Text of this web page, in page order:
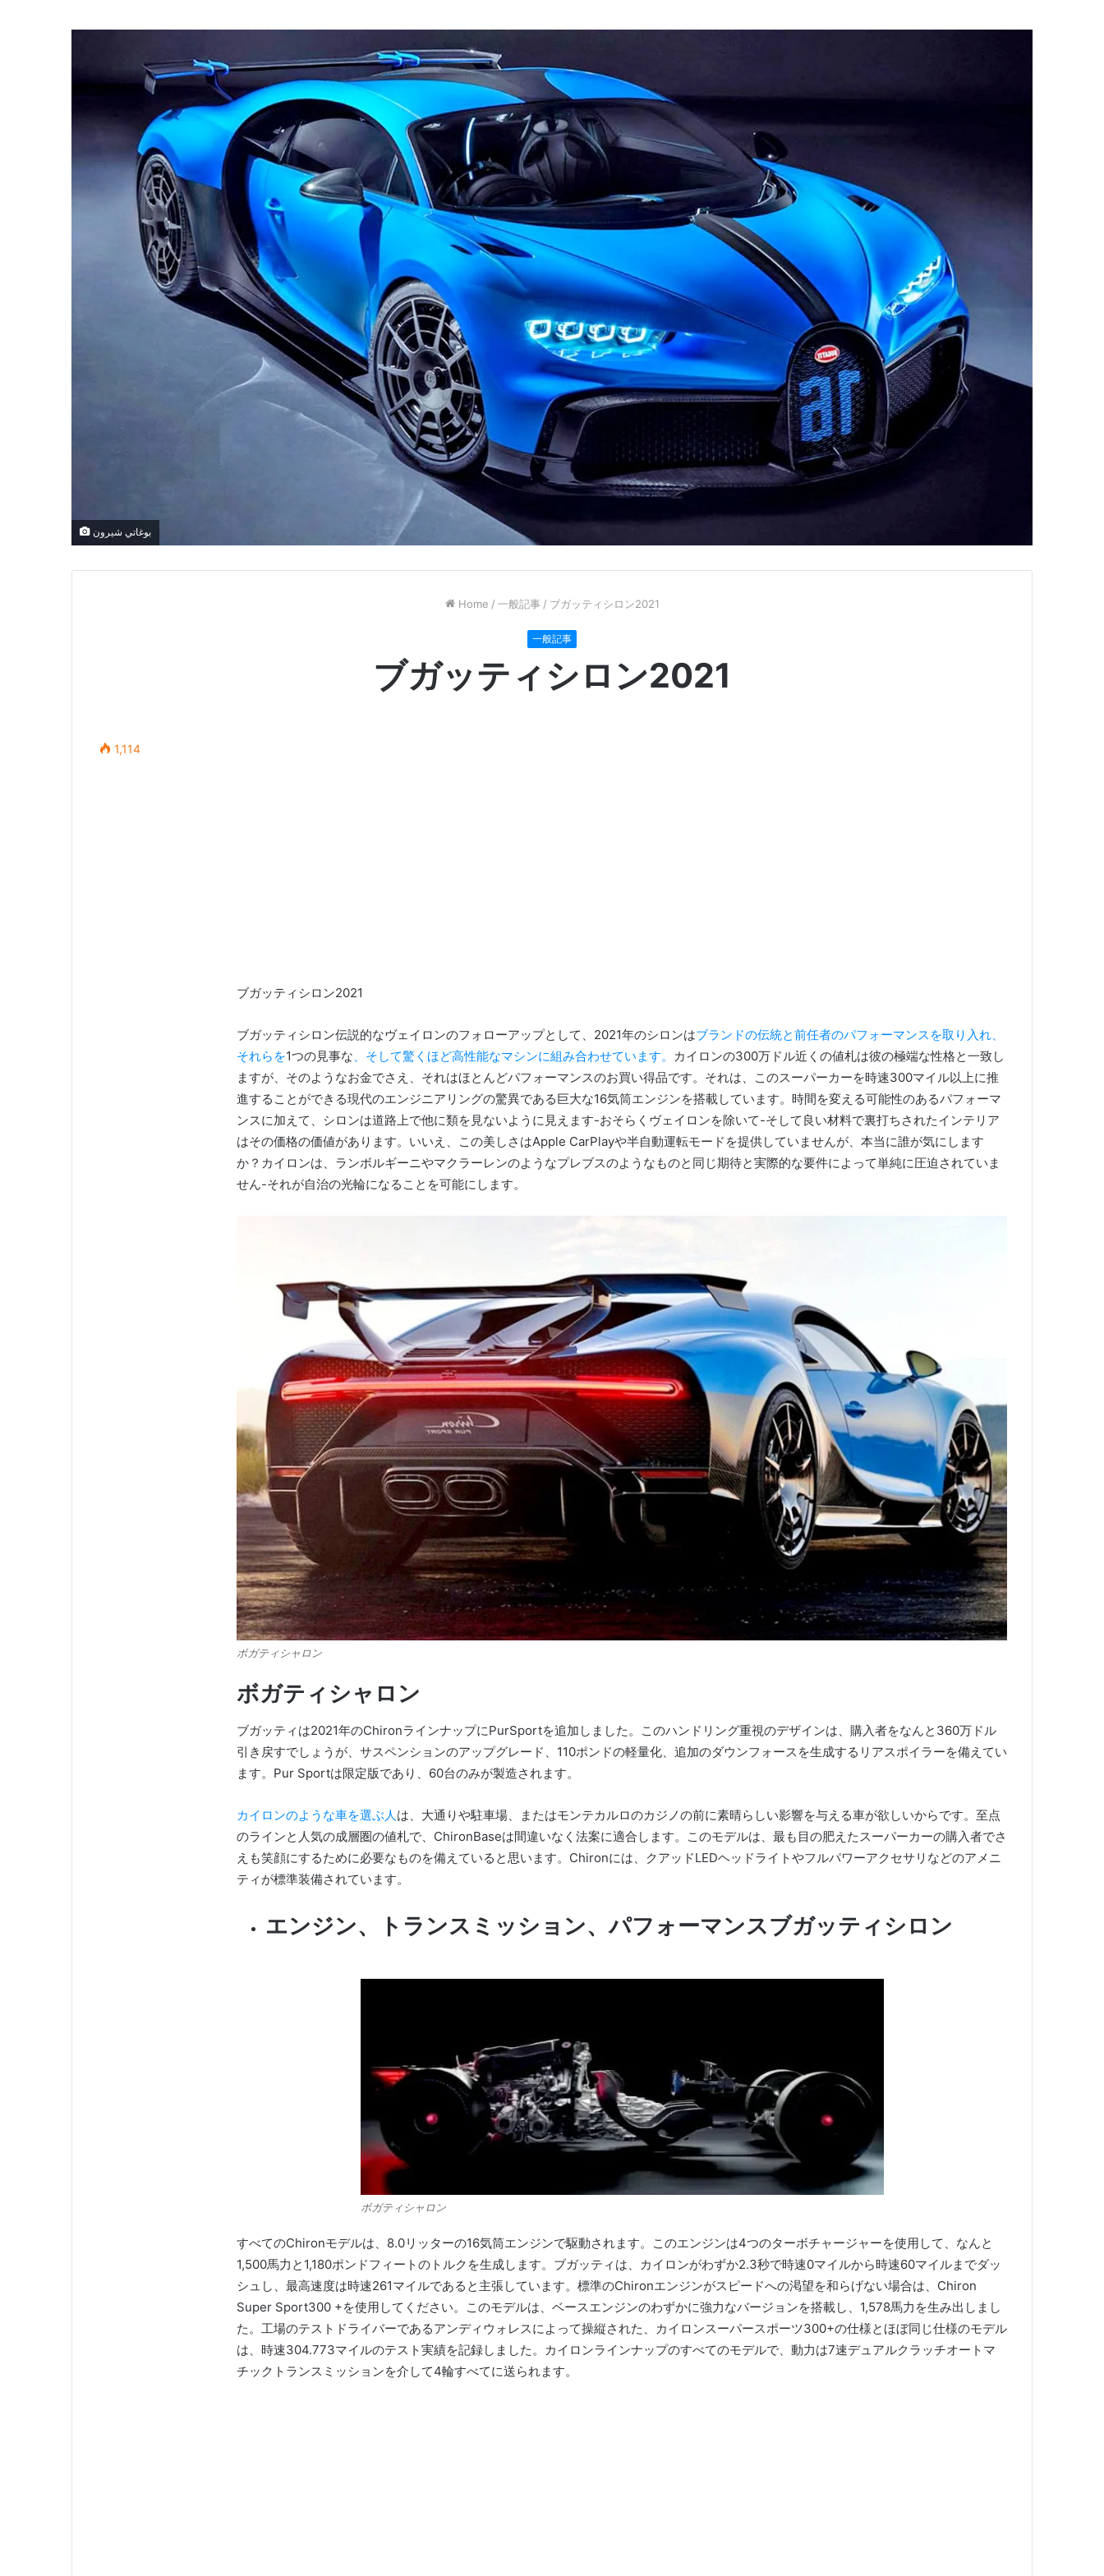
بوغاتي شيرون
Home / 一般記事 / ブガッティシロン2021
一般記事
ブガッティシロン2021
ブガッティシロン2021
ブガッティシロン伝説的なヴェイロンのフォローアップとして、2021年のシロンはブランドの伝統と前任者のパフォーマンスを取り入れ、
それらを1つの見事な 、そして驚くほど高性能なマシンに組み合わせています。
カイロンの300万ドル近くの値札は彼の極端な性格と一致し
ますが、そのようなお金でさえ、それはほとんどパフォーマンスのお買い得品です。 それは、このスーパーカーを時速300マイル以上に推
進することができる現代のエンジニアリングの驚異である巨大な16気筒エンジンを搭載しています。 時間を変える可能性のあるパフォーマ
ンスに加えて、シロンは道路上で他に類を見ないように見えます-おそらくヴェイロンを除いて-そして良い材料で裏打ちされたインテリア
はその価格の価値があります。 いいえ、この美しさはApple CarPlayや半自動運転モードを提供していませんが、本当に誰が気にします
か？ カイロンは、ランボルギーニやマクラーレンのようなプレブスのようなものと同じ期待と実際的な要件によって単純に圧迫されていま
せん-それが自治の光輪になることを可能にします。
ボガティシャロン
ボガティシャロン
ブガッティは2021年のChironラインナップにPurSportを追加しました。このハンドリング重視のデザインは、購入者をなんと360万ドル
引き戻すでしょうが、サスペンションのアップグレード、110ポンドの軽量化、追加のダウンフォースを生成するリアスポイラーを備えてい
ます。 Pur Sportは限定版であり、60台のみが製造されます。
カイロンのような車を選ぶ人 は、大通りや駐車場、またはモンテカルロのカジノの前に素晴らしい影響を与える車が欲しいからです。 至点
のラインと人気の成層圏の値札で、ChironBaseは間違いなく法案に適合します。
このモデルは、最も目の肥えたスーパーカーの購入者でさ
えも笑顔にするために必要なものを備えていると思います。 Chironには、クアッドLEDヘッドライトやフルパワーアクセサリなどのアメニ
ティが標準装備されています。
エンジン、トランスミッション、パフォーマンスブガッティシロン
ボガティシャロン
すべてのChironモデルは、8.0リッターの16気筒エンジンで駆動されます。
このエンジンは4つのターボチャージャーを使用して、なんと
1,500馬力と1,180ポンドフィートのトルクを生成します。 ブガッティは、カイロンがわずか2.3秒で時速0マイルから時速60マイルまでダッ
シュし、最高速度は時速261マイルであると主張しています。 標準のChironエンジンがスピードへの渇望を和らげない場合は、Chiron
Super Sport300 +を使用してください。
このモデルは、ベースエンジンのわずかに強力なバージョンを搭載し、1,578馬力を生み出しまし
た。 工場のテストドライバーであるアンディウォレスによって操縦された、カイロンスーパースポーツ300+の仕様とほぼ同じ仕様のモデル
は、時速304.773マイルのテスト実績を記録しました。
カイロンラインナップのすべてのモデルで、動力は7速デュアルクラッチオートマ
チックトランスミッションを介して4輪すべてに送られます。
1,114